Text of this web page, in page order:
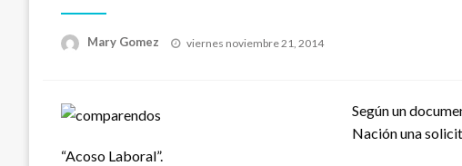
Mary Gomez
Publicado
viernes noviembre 21, 2014
Según un
Nación una
“Acoso Laboral”.